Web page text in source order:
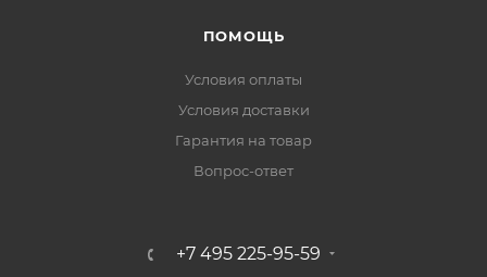
ПОМОЩЬ
Условия оплаты
Условия доставки
Гарантия на товар
Вопрос-ответ
+7 495 225-95-59